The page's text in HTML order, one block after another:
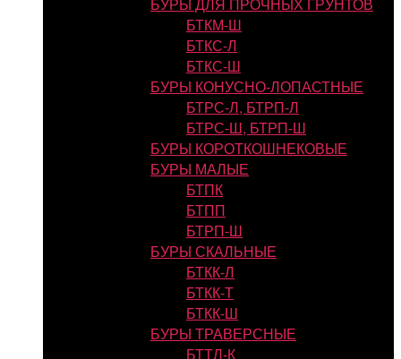
БТКМ-Ш
БТКС-Л
БТКС-Ш
БУРЫ КОНУСНО-ЛОПАСТНЫЕ
БТРС-Л, БТРП-Л
БТРС-Ш, БТРП-Ш
БУРЫ КОРОТКОШНЕКОВЫЕ
БУРЫ МАЛЫЕ
БТПК
БТПП
БТРП-Ш
БУРЫ СКАЛЬНЫЕ
БТКК-Л
БТКК-Т
БТКК-Ш
БУРЫ ТРАВЕРСНЫЕ
БТТЛ-К